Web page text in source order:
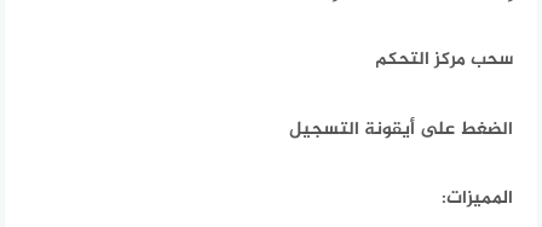
سحب مركز التحكم
الضغط على أيقونة التسجيل
المميزات: